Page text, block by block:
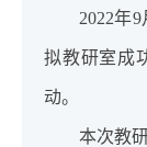
2022年
拟教研室成
动。
本次教